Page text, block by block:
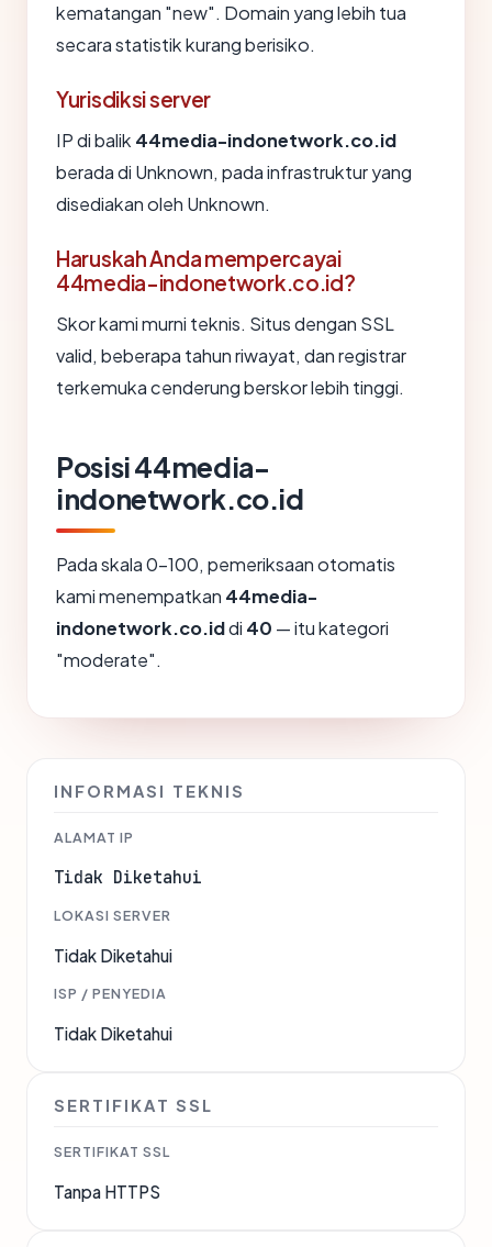
kematangan "new". Domain yang lebih tua
secara statistik kurang berisiko.
Yurisdiksi server
IP di balik 44media-indonetwork.co.id
berada di Unknown, pada infrastruktur yang
disediakan oleh Unknown.
Haruskah Anda mempercayai
44media-indonetwork.co.id?
Skor kami murni teknis. Situs dengan SSL
valid, beberapa tahun riwayat, dan registrar
terkemuka cenderung berskor lebih tinggi.
Posisi 44media-
indonetwork.co.id
Pada skala 0-100, pemeriksaan otomatis
kami menempatkan 44media-
indonetwork.co.iddi 40 — itu kategori
"moderate".
INFORMASI TEKNIS
ALAMAT IP
Tidak Diketahui
LOKASI SERVER
Tidak Diketahui
ISP / PENYEDIA
Tidak Diketahui
SERTIFIKAT SSL
SERTIFIKAT SSL
Tanpa HTTPS